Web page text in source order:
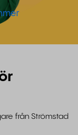
från Strömstad